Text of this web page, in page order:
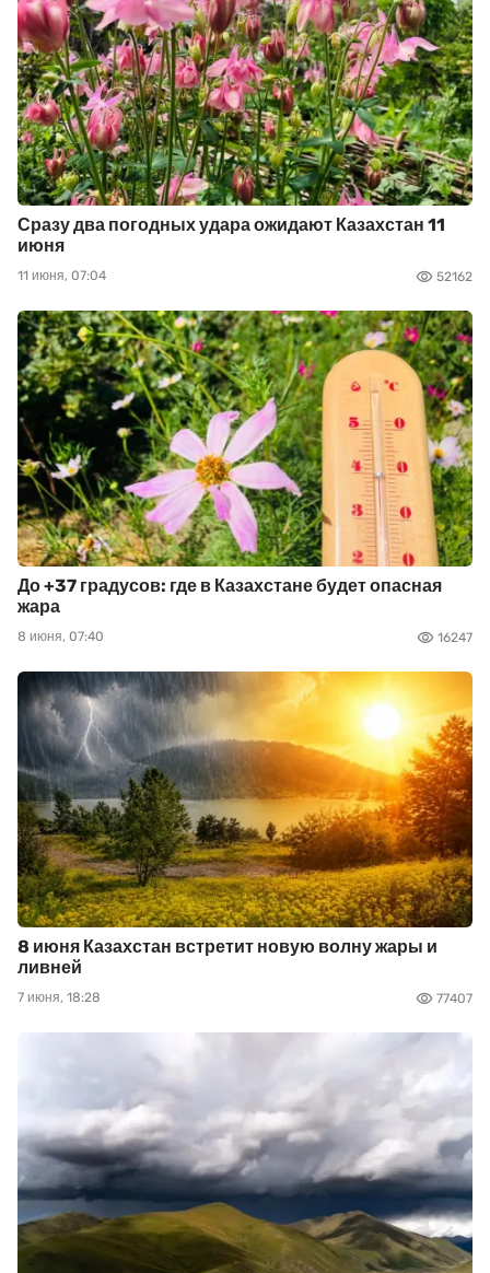
Сразу два погодных удара ожидают Казахстан 11
июня
11 июня, 07:04 52162
До +37 градусов: где в Казахстане будет опасная
жара
8 июня, 07:40 16247
8 июня Казахстан встретит новую волну жары и
ливней
7 июня, 18:28 77407